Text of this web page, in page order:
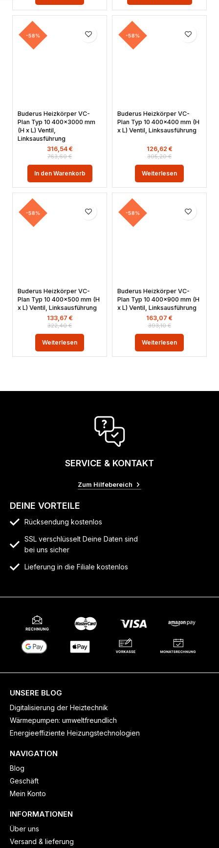
-58%
Buderus Heizkörper VC-
Plan Typ 10 400×3000 mm
(H x L) Ventil,
Linksausführung
763,60€
316,54 €
In den Warenkorb
-58%
Buderus Heizkörper VC-
Plan Typ 10 400×400 mm (H
x L) Ventil, Linksausführung
305,20€
126,62 €
Weiterlesen
-58%
Buderus Heizkörper VC-
Plan Typ 10 400×500 mm (H
x L) Ventil, Linksausführung
322,40€
133,67 €
Weiterlesen
-58%
Buderus Heizkörper VC-
Plan Typ 10 400×900 mm (H
x L) Ventil, Linksausführung
393,10€
163,07 €
Weiterlesen
SERVICE & KONTAKT
Zum Hilfebereich
DEINE VORTEILE
Rücksendung kostenlos
SSL verschlüsselt Deine Daten sind
bei uns sicher
Lieferung in die Filiale kostenlos
UNSERE BLOG
Digitalisierung der Heiztechnik
Wärmepumpen: umweltfreundlich
Energieeffiziente Heizungstechnologien
NAVIGATION
Blog
Geschäft
Mein Konto
INFORMATIONEN
Über uns
Versand & lieferung